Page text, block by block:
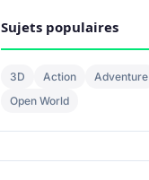
Sujets populaires
3D Action
Adventure
Open World